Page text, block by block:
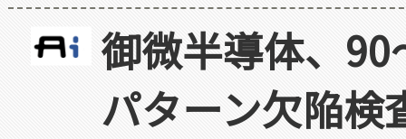
御微半導体、
パターン欠陥検